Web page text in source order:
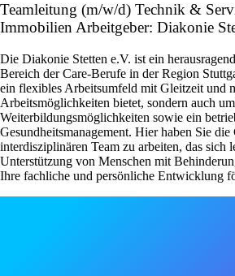
Teamleitung (m/w/d) Technik &
Immobilien Arbeitgeber: Diakonie
Die Diakonie Stetten e.V. ist ein
Bereich der Care-Berufe in der Region
ein flexibles Arbeitsumfeld mit Gleitzeit und
Arbeitsmöglichkeiten bietet, sondern auch
Weiterbildungsmöglichkeiten sowie ein
Gesundheitsmanagement. Hier haben Sie
interdisziplinären Team zu arbeiten, das sich
Unterstützung von Menschen mit
Ihre fachliche und persönliche Entwicklung